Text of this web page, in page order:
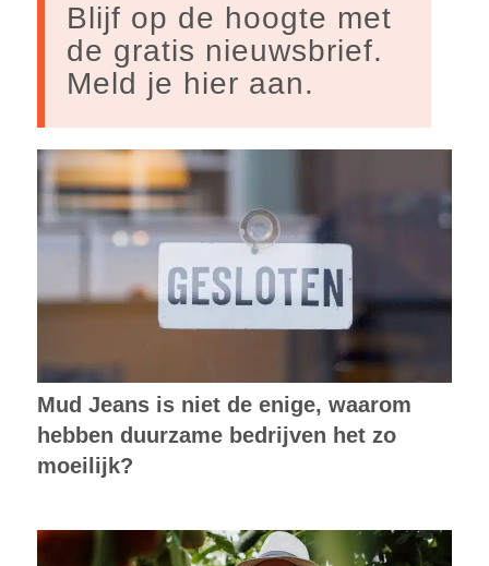
Blijf op de hoogte met
de gratis nieuwsbrief.
Meld je hier aan.
Mud Jeans is niet de enige, waarom
hebben duurzame bedrijven het zo
moeilijk?